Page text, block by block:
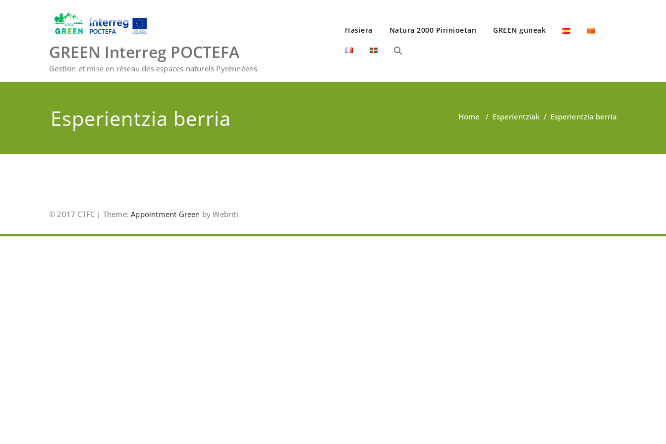
GREEN Interreg POCTEFA
Gestion et mise en réseau des espaces naturels Pyrénnéens
Hasiera Natura 2000 Pirinioetan GREEN guneak
Esperientzia berria Home / Esperientziak / Esperientzia berria
© 2017 CTFC | Theme: Appointment Green by Webriti